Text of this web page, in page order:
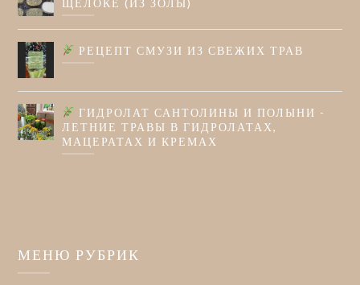
РЕЦЕПТ СМУЗИ ИЗ СВЕЖИХ ТРАВ
ГИДРОЛАТ САНТОЛИНЫ И ПОЛЫНИ -
ЛЕТНИЕ ТРАВЫ В ГИДРОЛАТАХ,
МАЦЕРАТАХ И КРЕМАХ
МЕНЮ РУБРИК